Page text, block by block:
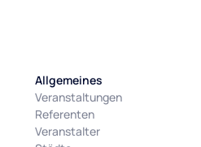
Allgemeines
Veranstaltungen
Referenten
Veranstalter